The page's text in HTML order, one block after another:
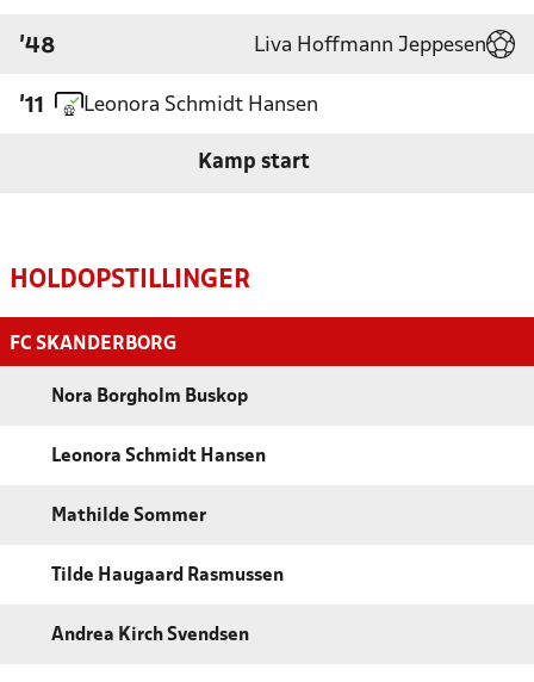
'48 Liva Hoffmann Jeppesen
'11 Leonora Schmidt Hansen
Kamp start
HOLDOPSTILLINGER
FC SKANDERBORG
Nora Borgholm Buskop
Leonora Schmidt Hansen
Mathilde Sommer
Tilde Haugaard Rasmussen
Andrea Kirch Svendsen